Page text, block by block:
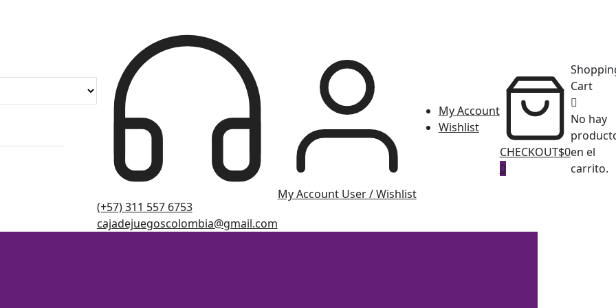
(+57) 311 557 6753
cajadejuegoscolombia@gmail.com
My Account User / Wishlist
My Account
Wishlist
CHECKOUT$0
0
Cart
No hay
en el
carrito.